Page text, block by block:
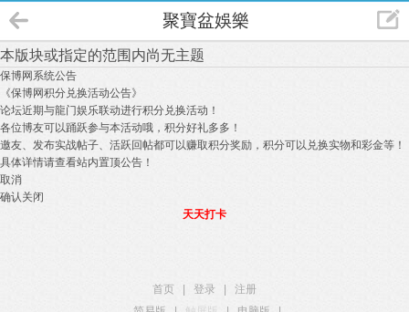
聚寶盆娛樂
本版块或指定的范围内尚无主题
保博网系统公告
《保博网积分兑换活动公告》
论坛近期与龍门娱乐联动进行积分兑换活动！
各位博友可以踊跃参与本活动哦，积分好礼多多！
邀友、发布实战帖子、活跃回帖都可以赚取积分奖励，积分可以兑换实物和彩金等！
具体详情请查看站内置顶公告！
取消
确认关闭
天天打卡
首页 登录
注册